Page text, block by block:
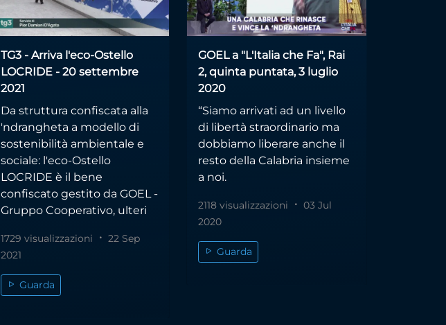
TG3 - Arriva l'eco-Ostello
LOCRIDE - 20 settembre
2021
Da struttura confiscata alla
'ndrangheta a modello di
sostenibilità ambientale e
sociale: l'eco-Ostello
LOCRIDE è il bene
confiscato gestito da GOEL -
Gruppo Cooperativo, ulteri
1729 visualizzazioni
22 Sep
2021
Guarda
GOEL a "L'Italia che Fa", Rai
2, quinta puntata, 3 luglio
2020
“Siamo arrivati ad un livello
di libertà straordinario ma
dobbiamo liberare anche il
resto della Calabria insieme
a noi.
2118 visualizzazioni
03 Jul
2020
Guarda